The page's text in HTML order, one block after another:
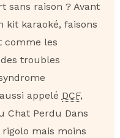
sans raison ? Avant
kit karaoké, faisons
comme les
troubles
appelé DCF,
Chat Perdu Dans
rigolo mais moins